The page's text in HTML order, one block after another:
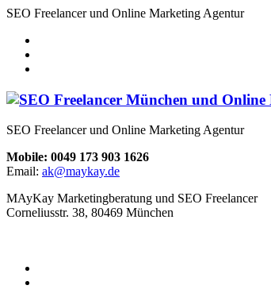
SEO Freelancer und Online Marketing Agentur
SEO Freelancer und Online Marketing Agentur
Mobile: 0049 173 903 1626
Email: ak@maykay.de
MAyKay Marketingberatung und SEO Freelancer
Corneliusstr. 38, 80469 München